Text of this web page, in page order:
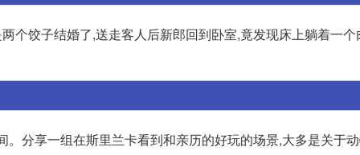
个饺子结婚了,送走客人后新郎回到卧室,竟发现床上躺着一个
分享一组在斯里兰卡看到和亲历的好玩的场景,大多是关于动